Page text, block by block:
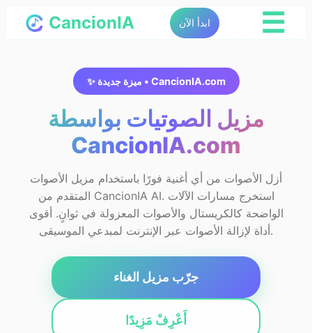
CancionIA ابدأ الآن ☰
✨ ميزة جديدة • CancionIA.com
مزيل الصوتيات بواسطة
CancionIA.com
أزل الأصوات من أي أغنية فورًا باستخدام مزيل الأصوات
المتقدم من CancionIA AI. استخرج مسارات الآلات
الواضحة كالكريستال والأصوات المعزولة في ثوانٍ. أقوى
أداة لإزالة الأصوات عبر الإنترنت لمبدعي الموسيقى.
جرّب مزيل الغناء
أَعْرِفْ مَزِيدًا